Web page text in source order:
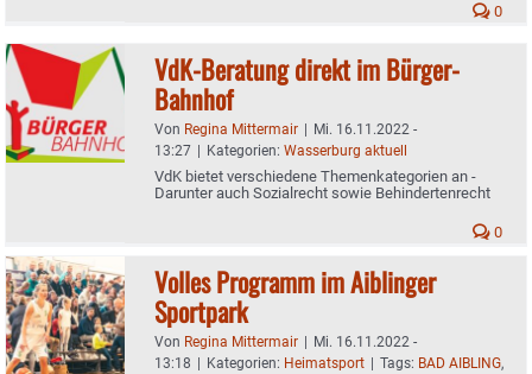
0
VdK-Beratung direkt im Bürger-
Bahnhof
Von Regina Mittermair | Mi. 16.11.2022 -
13:27 | Kategorien: Wasserburg aktuell
VdK bietet verschiedene Themenkategorien an -
Darunter auch Sozialrecht sowie Behindertenrecht
0
Volles Programm im Aiblinger
Sportpark
Von Regina Mittermair | Mi. 16.11.2022 -
13:18 | Kategorien: Heimatsport | Tags: BAD AIBLING,